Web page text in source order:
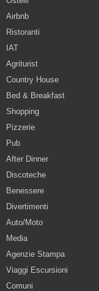
Airbnb
Ristoranti
IAT
Agriturist
Country House
Bed & Breakfast
Shopping
Pizzerie
Pub
After Dinner
Discoteche
Benessere
Divertimenti
Auto/Moto
Media
Agenzie Stampa
Viaggi Escursioni
Comuni